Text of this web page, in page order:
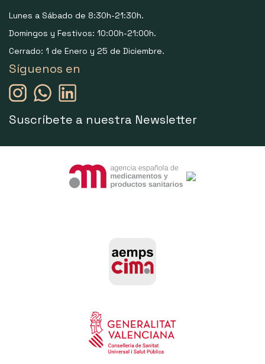
Lunes a Sábado de 8:30h-21:30h.
Domingos y Festivos: 10:00h-21:00h.
Cerrado: 1 de Enero y 25 de Diciembre.
Síguenos en
Suscríbete a nuestra Newsletter